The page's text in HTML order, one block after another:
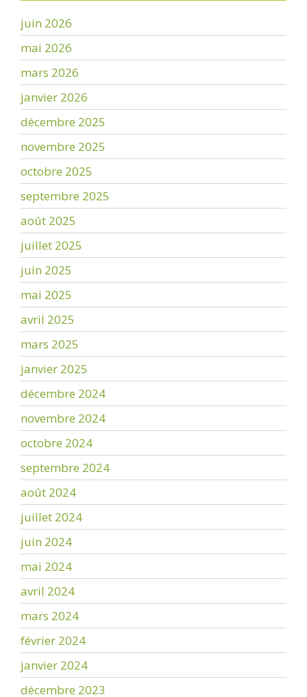
juin 2026
mai 2026
mars 2026
janvier 2026
décembre 2025
novembre 2025
octobre 2025
septembre 2025
août 2025
juillet 2025
juin 2025
mai 2025
avril 2025
mars 2025
janvier 2025
décembre 2024
novembre 2024
octobre 2024
septembre 2024
août 2024
juillet 2024
juin 2024
mai 2024
avril 2024
mars 2024
février 2024
janvier 2024
décembre 2023